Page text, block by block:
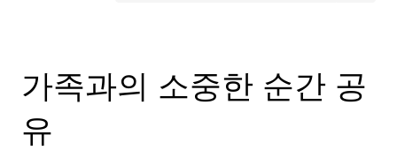
가족과의 소중한 순간 공
유